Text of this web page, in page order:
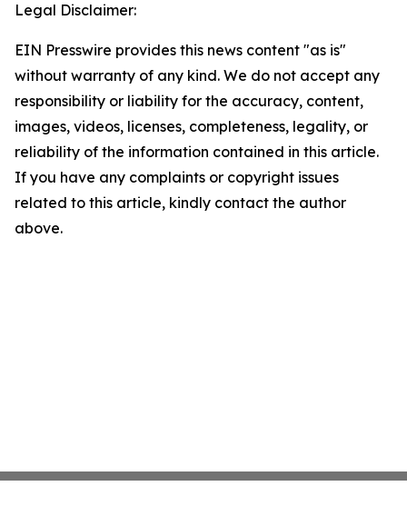
Legal Disclaimer:
EIN Presswire provides this news content "as is"
without warranty of any kind. We do not accept any
responsibility or liability for the accuracy, content,
images, videos, licenses, completeness, legality, or
reliability of the information contained in this article.
If you have any complaints or copyright issues
related to this article, kindly contact the author
above.